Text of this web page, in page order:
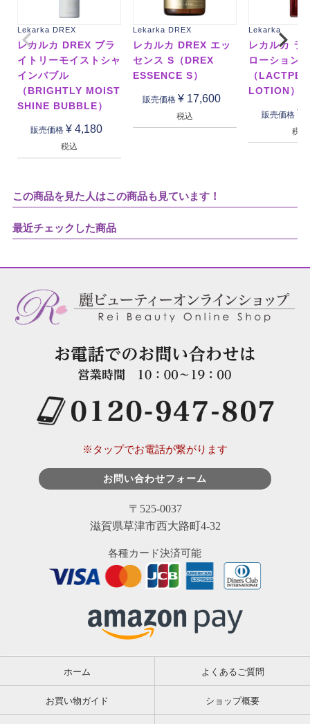
Lekarka DREX
レカルカ DREX ブラ
イトリーモイストシャ
インバブル
（BRIGHTLY MOIST
SHINE BUBBLE）
販売価格 ¥ 4,180
税込
Lekarka DREX
レカルカ DREX エッ
センス S（DREX
ESSENCE S）
販売価格 ¥ 17,600
税込
Lekarka
レカルカ ラ
ローション
（LACTPEP
LOTION）
販売価格 ¥
税込
この商品を見た人はこの商品も見ています！
最近チェックした商品
※タップでお電話が繋がります
お問い合わせフォーム
〒525-0037
滋賀県草津市西大路町4-32
各種カード決済可能
ホーム よくあるご質問
お買い物ガイド ショップ概要